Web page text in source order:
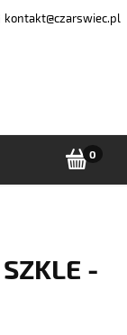
kontakt@czarswiec.pl
-